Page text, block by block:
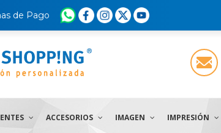
de Pago
ACCESORIOS IMAGEN IMPRESIÓN